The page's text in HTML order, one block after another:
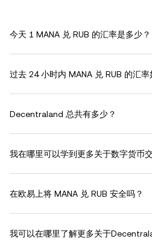
今天 1 MANA 兑 RUB 的汇率是多少？
过去 24 小时内 MANA 兑 RUB 的汇率
Decentraland 总共有多少？
我在哪里可以学到更多关于数字货币
在欧易上将 MANA 兑 RUB 安全吗？
我可以在哪里了解更多关于